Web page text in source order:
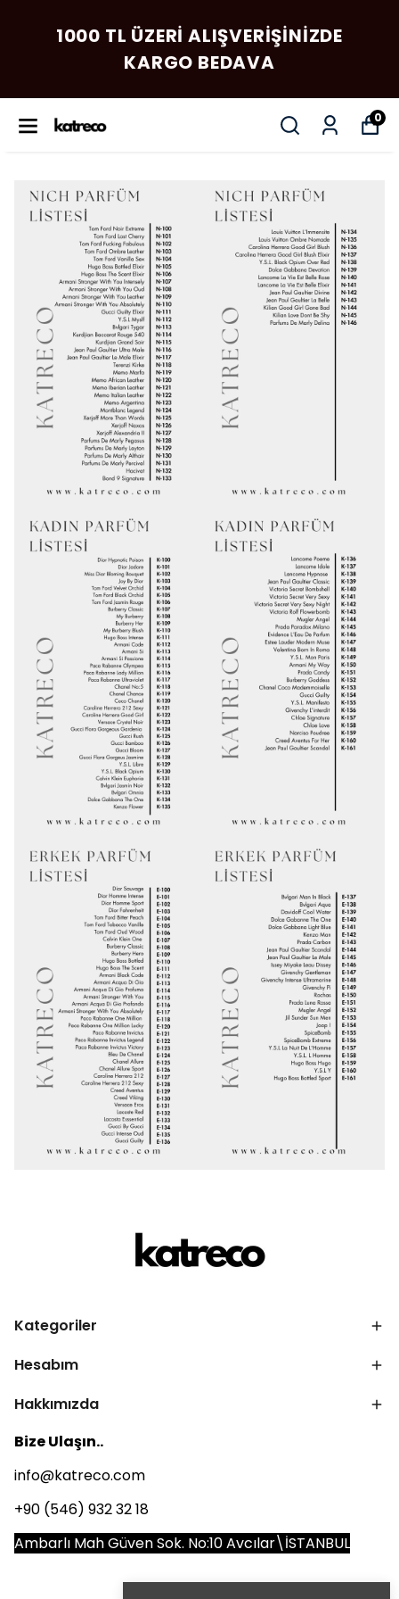
1000 TL ÜZERI ALIŞVERIŞINIZDE
KARGO BEDAVA
0
Kategoriler
Hesabım
Hakkımızda
Bize Ulaşın..
info@katreco.com
+90 (546) 932 32 18
Ambarlı Mah Güven Sok. No:10 Avcılar\İSTANBUL